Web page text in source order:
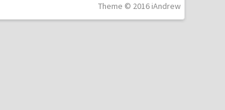
Theme © 2016 iAndrew